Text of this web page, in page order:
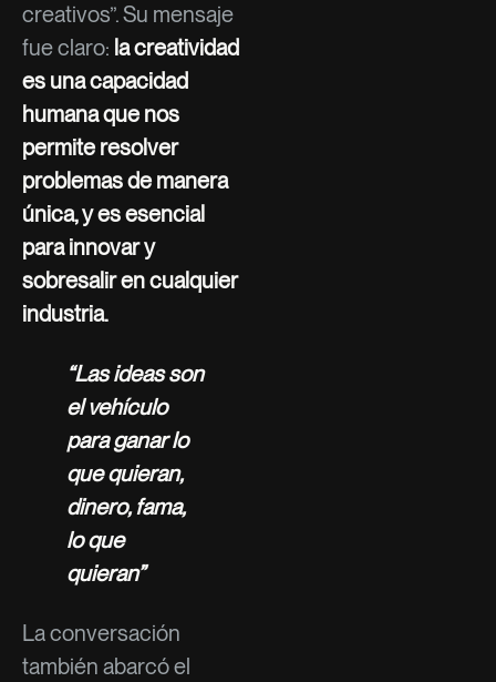
creativos”. Su mensaje
fue claro: la creatividad
es una capacidad
humana que nos
permite resolver
problemas de manera
única, y es esencial
para innovar y
sobresalir en cualquier
industria.
“Las ideas son
el vehículo
para ganar lo
que quieran,
dinero, fama,
lo que
quieran”
La conversación
también abarcó el